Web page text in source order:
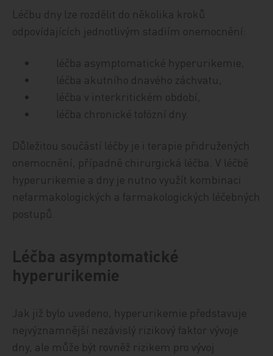
Léčbu dny lze rozdělit do několika kroků
odpovídajících jednotlivým stadiím onemocnění:
léčba asymptomatické hyperurikemie,
léčba akutního dnavého záchvatu,
léčba v interkritickém období,
léčba chronické tofózní dny.
Důležitou součástí léčby je i terapie přidružených
onemocnění, případně chirurgická léčba. V léčbě
hyperurikemie a dny je nutno využít kombinaci
nefarmakologických a farmakologických léčebných
postupů.
Léčba asymptomatické
hyperurikemie
Jak již bylo uvedeno, hyperurikemie představuje
nejvýznamnější nezávislý rizikový faktor vývoje
dny, ale může být rovněž rizikem pro vývoj